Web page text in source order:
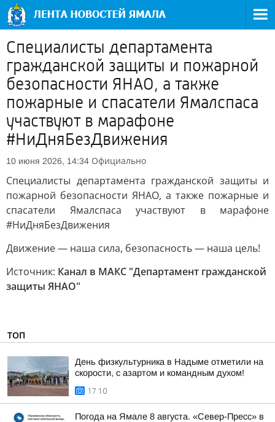
Специалисты департамента
гражданской защиты и пожарной
безопасности ЯНАО, а также
пожарные и спасатели Ямалспаса
участвуют в марафоне
#НиДняБезДвижения
10 июня 2026, 14:34 Официально
Специалисты департамента гражданской защиты и
пожарной безопасности ЯНАО, а также пожарные и
спасатели Ямалспаса участвуют в марафоне
#НиДняБезДвижения
Движение — наша сила, безопасность — наша цель!
Источник: Канал в МАКС "Департамент гражданской
защиты ЯНАО"
ТОП
День физкультурника в Надыме отметили на
скорости, с азартом и командным духом!
17:10
Погода на Ямале 8 августа. «Север-Пресс» в